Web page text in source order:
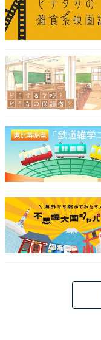
開いたところ